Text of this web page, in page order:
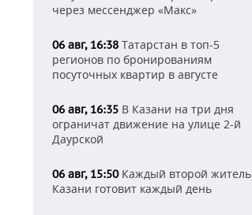
через мессенджер «Макс»
06 авг, 16:38 Татарстан в топ-5
регионов по бронированиям
посуточных квартир в августе
06 авг, 16:35 В Казани на три дня
ограничат движение на улице 2-й
Даурской
06 авг, 15:50Каждый второй житель
Казани готовит каждый день